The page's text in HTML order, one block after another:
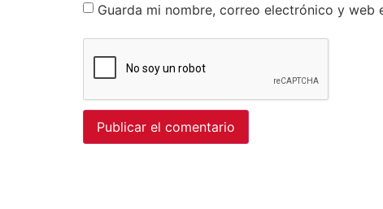
Guarda mi nombre, correo electrónico y